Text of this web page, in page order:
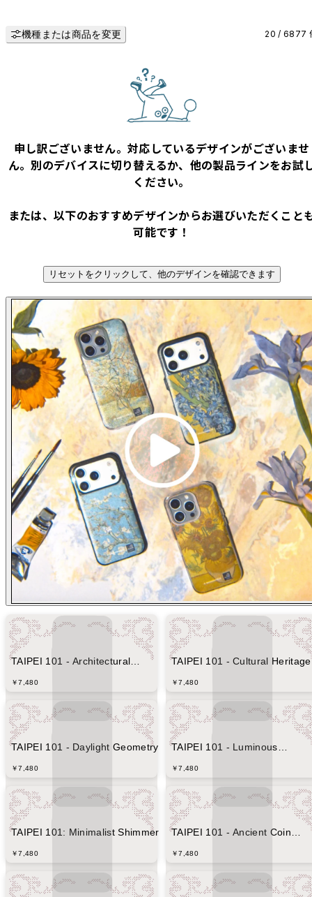
機種または商品を変更 20 / 6877
申し訳ございません。対応しているデザインがございませ
ん。別のデバイスに切り替えるか、他の製品ラインをお試
ください。
または、以下のおすすめデザインからお選びいただくこと
可能です！
リセットをクリックして、他のデザインを確認できます
TAIPEI 101 - Architectural
￥7,480
TAIPEI 101 - Cultural Heritage
￥7,480
TAIPEI 101 - Daylight Geometry
￥7,480
TAIPEI 101 - Luminous
￥7,480
TAIPEI 101: Minimalist Shimmer
￥7,480
TAIPEI 101 - Ancient Coin
￥7,480